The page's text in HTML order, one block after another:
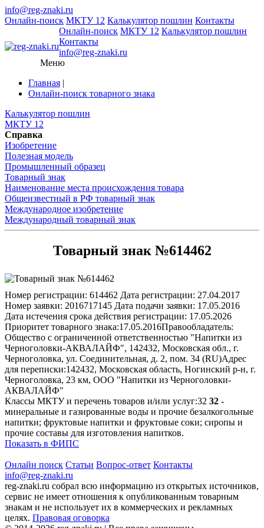
info@reg-znaki.ru
Онлайн-поиск МКТУ 12 Калькулятор пошлин Контакты
Онлайн-поиск МКТУ 12 Калькулятор пошлин
Контакты
info@reg-znaki.ru
Меню
Главная |
Онлайн-поиск товарного знака
Калькулятор пошлин
МКТУ 12
Справка
Изобретение
Полезная модель
Промышленный образец
Товарный знак
Наименование места происхождения товара
Общеизвестный в РФ товарный знак
Международное изобретение
Международный товарный знак
Товарный знак №614462
Номер регистрации: 614462 Дата регистрации: 27.04.2017
Номер заявки: 2016717145 Дата подачи заявки: 17.05.2016
Дата истечения срока действия регистрации: 17.05.2026
Приоритет товарного знака:17.05.2016Правообладатель:
Общество с ограниченной ответственностью "Напитки из
Черноголовки-АКВАЛАЙФ", 142432, Московская обл., г.
Черноголовка, ул. Соединительная, д. 2, пом. 34 (RU)Адрес
для переписки:142432, Московская область, Ногинский р-н, г.
Черноголовка, 23 км, ООО "Напитки из Черноголовки-
АКВАЛАЙФ"
Классы МКТУ и перечень товаров и/или услуг:32 32 -
минеральные и газированные воды и прочие безалкогольные
напитки; фруктовые напитки и фруктовые соки; сиропы и
прочие составы для изготовления напитков.
Показать в ФИПС
Онлайн поиск Статьи Вопрос-ответ Контакты
info@reg-znaki.ru
reg-znaki.ru собрал всю информацию из открытых источников,
сервис не имеет отношения к опубликованным товарным
знакам и не использует их в коммерческих и рекламных
целях. Правовая оговорка